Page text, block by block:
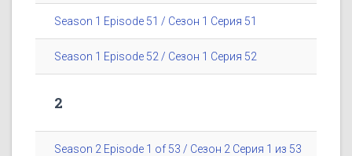
Season 1 Episode 51 / Сезон 1 Серия 51
Season 1 Episode 52 / Сезон 1 Серия 52
2
Season 2 Episode 1 of 53 / Сезон 2 Серия 1 из 53